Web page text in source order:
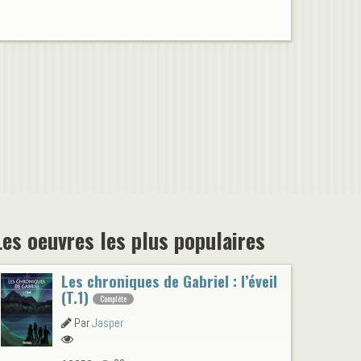
oeuvres les plus populaires
Les chroniques de Gabriel : l’éveil
(T.1) Complète
ParJasper